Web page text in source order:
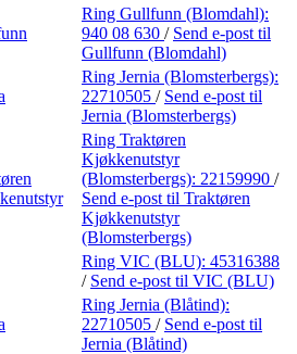
Ring Gullfunn (Blomdahl):
940 08 630 / Send e-post til
Gullfunn (Blomdahl)
Ring Jernia (Blomsterbergs):
22710505 / Send e-post til
Jernia (Blomsterbergs)
Ring Traktøren
Kjøkkenutstyr
(Blomsterbergs): 22159990 /
Send e-post til Traktøren
Kjøkkenutstyr
(Blomsterbergs)
Ring VIC (BLU): 45316388
/ Send e-post til VIC (BLU)
Ring Jernia (Blåtind):
22710505 / Send e-post til
Jernia (Blåtind)